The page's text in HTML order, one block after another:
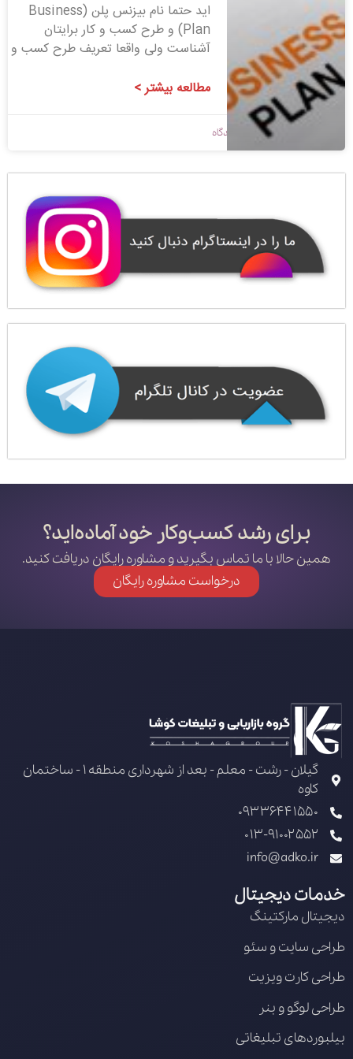
‌اید حتما نام بیزنس پلن (Business
Plan) و طرح کسب و کار برایتان
آشناست ولی واقعا تعریف طرح کسب و
مطالعه بیشتر >
بدون دیدگاه
برای رشد کسب‌وکار خود آماده‌اید؟
همین حالا با ما تماس بگیرید و مشاوره رایگان دریافت کنید.
درخواست مشاوره رایگان
گیلان - رشت - معلم - بعد از شهرداری منطقه 1 - ساختمان
کاوه
09336441550
013-91002552
info@adko.ir
خدمات دیجیتال
دیجیتال مارکتینگ
طراحی سایت و سئو
طراحی کارت ویزیت
طراحی لوگو و بنر
بیلبوردهای تبلیغاتی